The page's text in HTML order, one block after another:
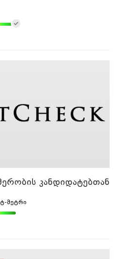
კანდიდატებთან
მეტრი